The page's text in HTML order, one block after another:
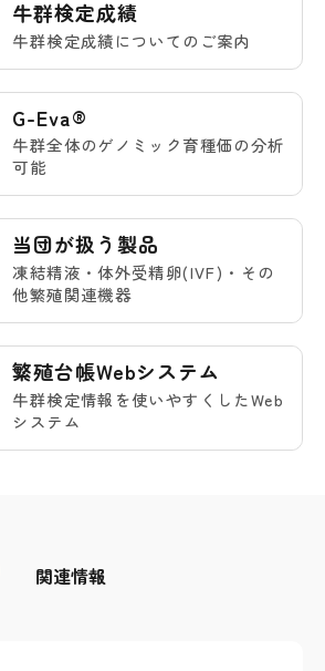
牛群検定成績
牛群検定成績についてのご案内
G-Eva®
牛群全体のゲノミック育種価の分析
可能
当団が扱う製品
凍結精液・体外受精卵(IVF)・その
他繁殖関連機器
繁殖台帳Webシステム
牛群検定情報を使いやすくしたWeb
システム
関連情報